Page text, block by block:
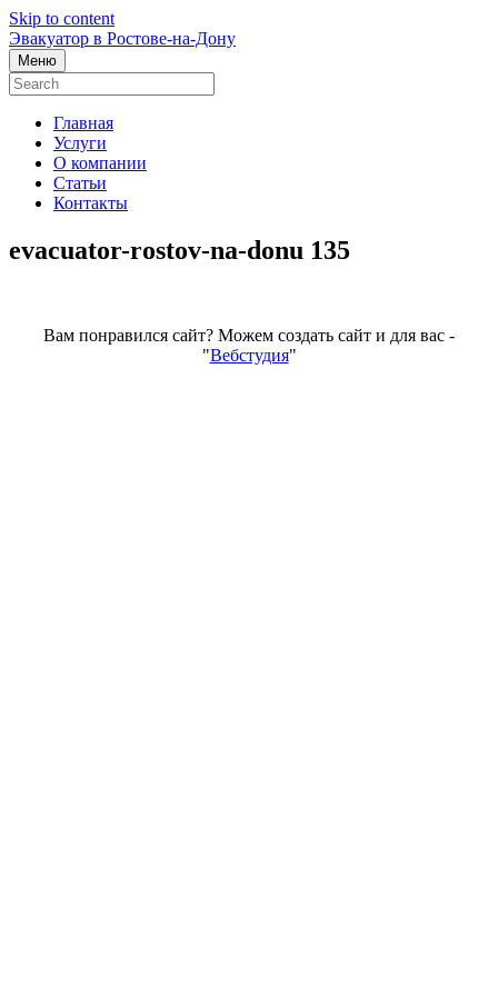
Skip to content
Эвакуатор в Ростове-на-Дону
Меню
Главная
Услуги
О компании
Статьи
Контакты
evacuator-rostov-na-donu 135
Вам понравился сайт? Можем создать сайт и для вас -
"Вебстудия"